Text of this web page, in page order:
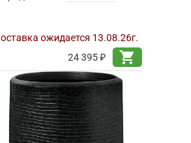
ожидается 13.08.26г.
24 395 ₽
shopping_cart